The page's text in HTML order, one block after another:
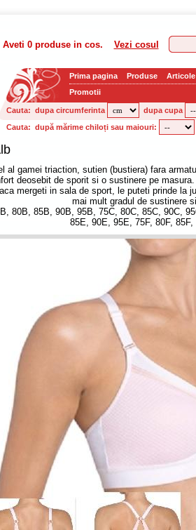
Aveti 0 produsein cos. Vezi cosul
Prima pagina Produse Articole
Promotii
Cauta: dupa circumferinta dupa cupa
Cauta: după mărime chiloți sau maiouri:
al gamei triaction, sutien (bustiera) fara
deosebit de sporit si o sustinere pe
mergeti in sala de sport, le puteti prinde la
mai mult gradul de sustinere
80B, 85B, 90B, 95B, 75C, 80C, 85C, 90C,
85E, 90E, 95E, 75F, 80F, 85F,